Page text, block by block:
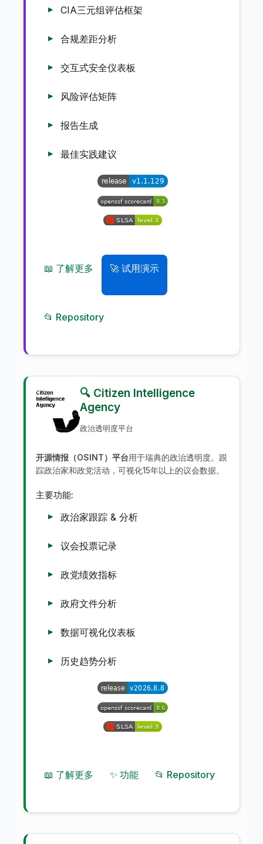
CIA三元组评估框架
合规差距分析
交互式安全仪表板
风险评估矩阵
报告生成
最佳实践建议
📖 了解更多 🚀 试用演示
📂 Repository
🔍 Citizen Intelligence
Agency
政治透明度平台
开源情报（OSINT）平台用于瑞典的政治透明度。跟
踪政治家和政党活动，可视化15年以上的议会数据。
主要功能:
政治家跟踪 & 分析
议会投票记录
政党绩效指标
政府文件分析
数据可视化仪表板
历史趋势分析
📖 了解更多 ✨ 功能 📂 Repository